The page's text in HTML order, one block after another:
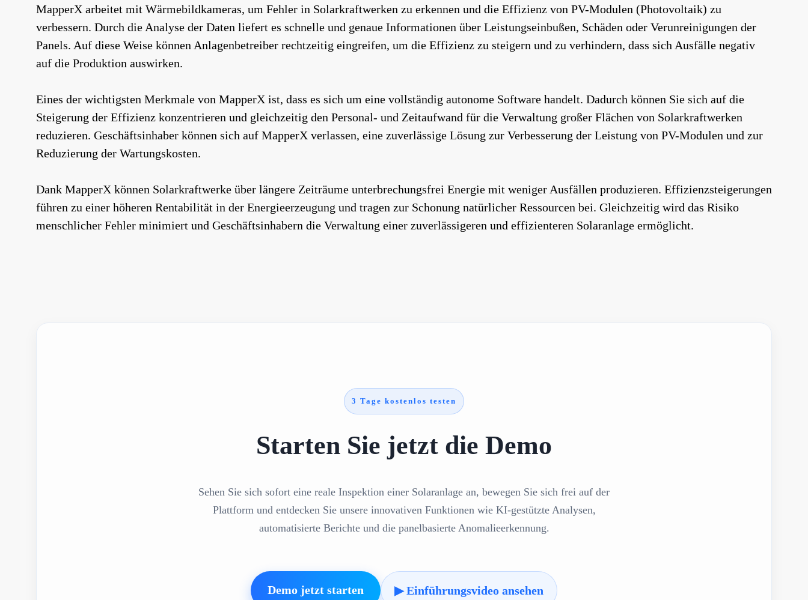
MapperX arbeitet mit Wärmebildkameras, um Fehler in Solarkraftwerken zu erkennen und die Effizienz von PV-Modulen (Photovoltaik) zu
verbessern. Durch die Analyse der Daten liefert es schnelle und genaue Informationen über Leistungseinbußen, Schäden oder Verunreinigungen der
Panels. Auf diese Weise können Anlagenbetreiber rechtzeitig eingreifen, um die Effizienz zu steigern und zu verhindern, dass sich Ausfälle negativ
auf die Produktion auswirken.
Eines der wichtigsten Merkmale von MapperX ist, dass es sich um eine vollständig autonome Software handelt. Dadurch können Sie sich auf die
Steigerung der Effizienz konzentrieren und gleichzeitig den Personal- und Zeitaufwand für die Verwaltung großer Flächen von Solarkraftwerken
reduzieren. Geschäftsinhaber können sich auf MapperX verlassen, eine zuverlässige Lösung zur Verbesserung der Leistung von PV-Modulen und zur
Reduzierung der Wartungskosten.
Dank MapperX können Solarkraftwerke über längere Zeiträume unterbrechungsfrei Energie mit weniger Ausfällen produzieren. Effizienzsteigerungen
führen zu einer höheren Rentabilität in der Energieerzeugung und tragen zur Schonung natürlicher Ressourcen bei. Gleichzeitig wird das Risiko
menschlicher Fehler minimiert und Geschäftsinhabern die Verwaltung einer zuverlässigeren und effizienteren Solaranlage ermöglicht.
3 Tage kostenlos testen
Starten Sie jetzt die Demo
Sehen Sie sich sofort eine reale Inspektion einer Solaranlage an, bewegen Sie sich frei auf der
Plattform und entdecken Sie unsere innovativen Funktionen wie KI-gestützte Analysen,
automatisierte Berichte und die panelbasierte Anomalieerkennung.
Demo jetzt starten ▶ Einführungsvideo ansehen